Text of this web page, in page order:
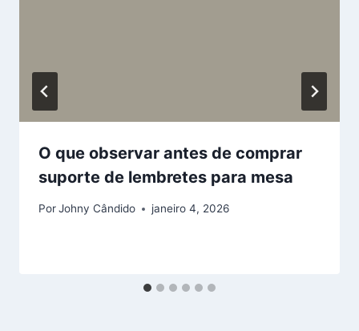
O que observar antes de comprar
suporte de lembretes para mesa
PorJohny Cândido janeiro 4, 2026